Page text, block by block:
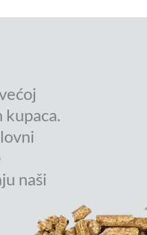
kupaca.
naši